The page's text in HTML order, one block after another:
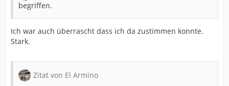
begriffen.
Ich war auch überrascht dass ich da zustimmen konnte.
Stark.
Zitat von El Armino